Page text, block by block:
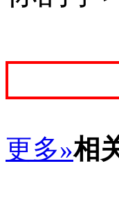
更多»相